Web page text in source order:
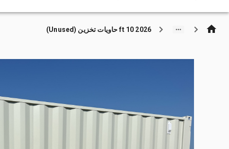
2026 10 ft حاويات تخزين (Unused)